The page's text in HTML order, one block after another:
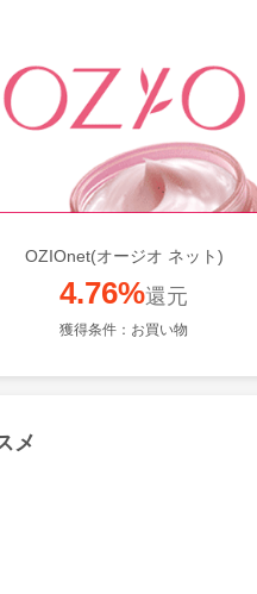
OZIOnet(オージオ ネット)
4.76%還元
獲得条件：お買い物
メ